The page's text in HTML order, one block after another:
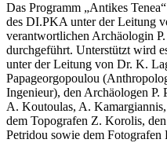
Das Programm „Antikes
des DI.PKA unter der Leitung
verantwortlichen Archäologin
durchgeführt. Unterstützt wird
unter der Leitung von Dr. K.
Papageorgopoulou
Ingenieur), den Archäologen
A. Koutoulas, A.
dem Topografen Z. Korolis,
Petridou sowie dem Fotografen